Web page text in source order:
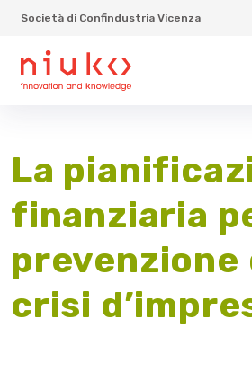
Società di Confindustria Vicenza
La
finanziaria
prevenzione
crisi